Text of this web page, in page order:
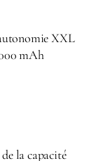
XXL
mAh
la capacité